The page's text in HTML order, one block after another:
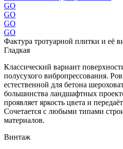
GO
GO
GO
GO
Фактура тротуарной плитки и её
Гладкая
Классический вариант
полусухого вибропрессования.
естественной для бетона
большинства ландшафтных
проявляет яркость цвета и
Сочетается с любыми типами
материалов.
Винтаж